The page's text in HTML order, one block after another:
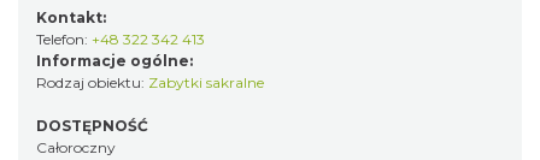
Kontakt:
Telefon: +48 322 342 413
Informacje ogólne:
Rodzaj obiektu: Zabytki sakralne
DOSTĘPNOŚĆ
Całoroczny